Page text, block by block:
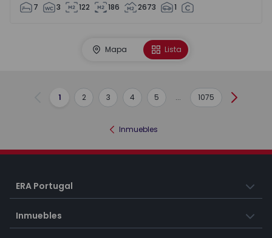
7 3 122 186 2673 1
Mapa Lista
Anterior
1 2 3 4 5 ... 1075
Inmuebles
ERA Portugal
Inmuebles